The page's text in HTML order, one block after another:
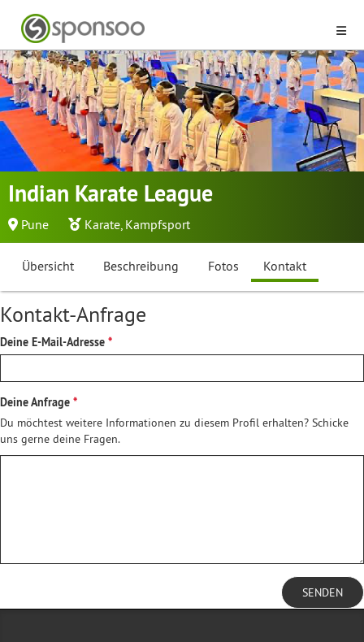
Indian Karate League
Pune Karate, Kampfsport
Übersicht Beschreibung Fotos Kontakt
Kontakt-Anfrage
Deine E-Mail-Adresse
Deine Anfrage
Du möchtest weitere Informationen zu diesem Profil erhalten? Schicke
uns gerne deine Fragen.
SENDEN